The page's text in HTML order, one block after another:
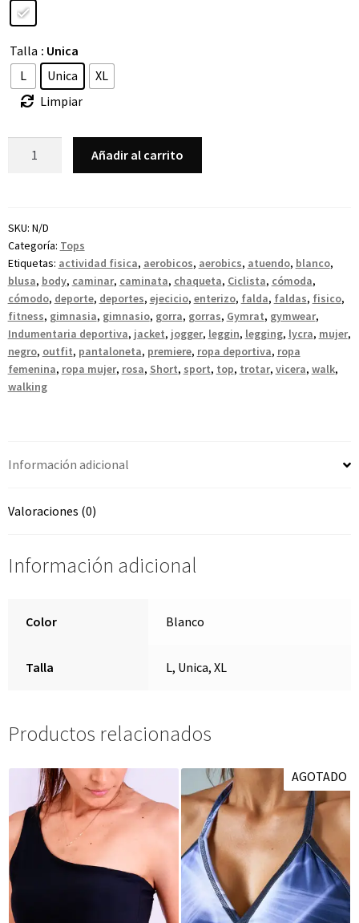
Talla : Unica
L
Unica
XL
Limpiar
Añadir al carrito
SKU: N/D
Categoría: Tops
Etiquetas: actividad fisica, aerobicos, aerobics, atuendo, blanco,
blusa, body, caminar, caminata, chaqueta, Ciclista, cómoda,
cómodo, deporte, deportes, ejecicio, enterizo, falda, faldas, fisico,
fitness, gimnasia, gimnasio, gorra, gorras, Gymrat, gymwear,
Indumentaria deportiva, jacket, jogger, leggin, legging, lycra, mujer,
negro, outfit, pantaloneta, premiere, ropa deportiva, ropa
femenina, ropa mujer, rosa, Short, sport, top, trotar, vicera, walk,
walking
Información adicional
Valoraciones (0)
Información adicional
Color Blanco
Talla L, Unica, XL
Productos relacionados
AGOTADO